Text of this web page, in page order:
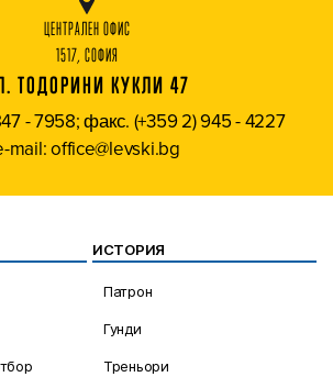
ЦЕНТРАЛЕН ОФИС
1517, СОФИЯ
ТОДОРИНИ КУКЛИ 47
- 7958; факс. (+359 2) 945 - 4227
mail: office@levski.bg
ИСТОРИЯ
Патрон
Гунди
Треньори